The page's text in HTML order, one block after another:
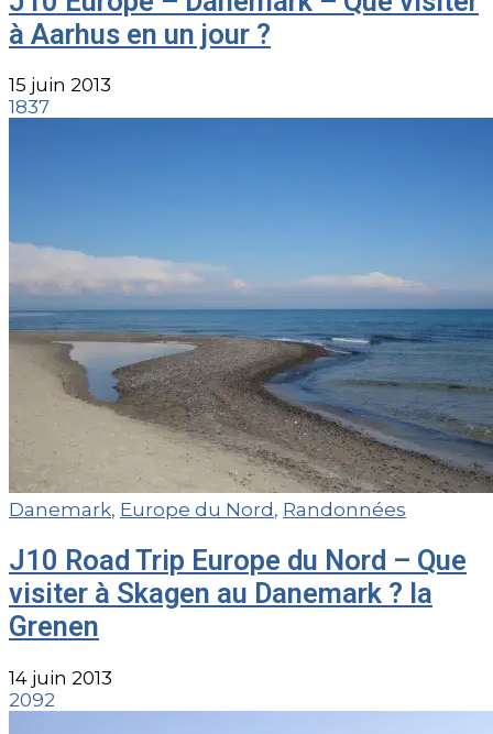
à Aarhus en un jour ?
15 juin 2013
1837
Danemark, Europe du Nord , Randonnées
J10 Road Trip Europe du Nord – Que
visiter à Skagen au Danemark ? la
Grenen
14 juin 2013
2092